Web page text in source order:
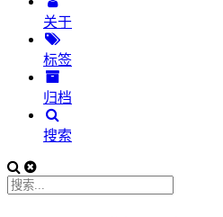
关于
标签
归档
搜索